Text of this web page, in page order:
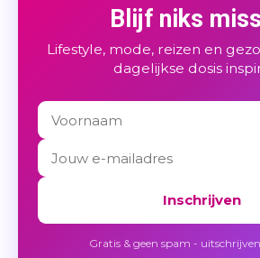
Blijf niks
Lifestyle, mode, reizen en
dagelijkse dosis
Inschrijven
Gratis & geen spam -